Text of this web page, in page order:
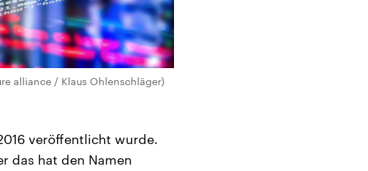
alliance / Klaus Ohlenschläger)
veröffentlicht wurde.
das hat den Namen